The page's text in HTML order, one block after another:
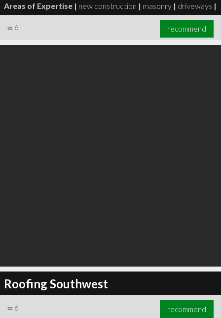
Areas of Expertise | new construction | masonry | driveways |
∞ 6 recommend
Roofing Southwest
∞ 6 recommend